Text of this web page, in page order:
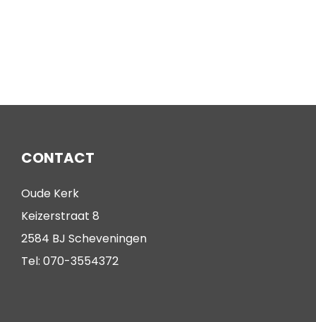
CONTACT
Oude Kerk
Keizerstraat 8
2584 BJ Scheveningen
Tel: 070-3554372